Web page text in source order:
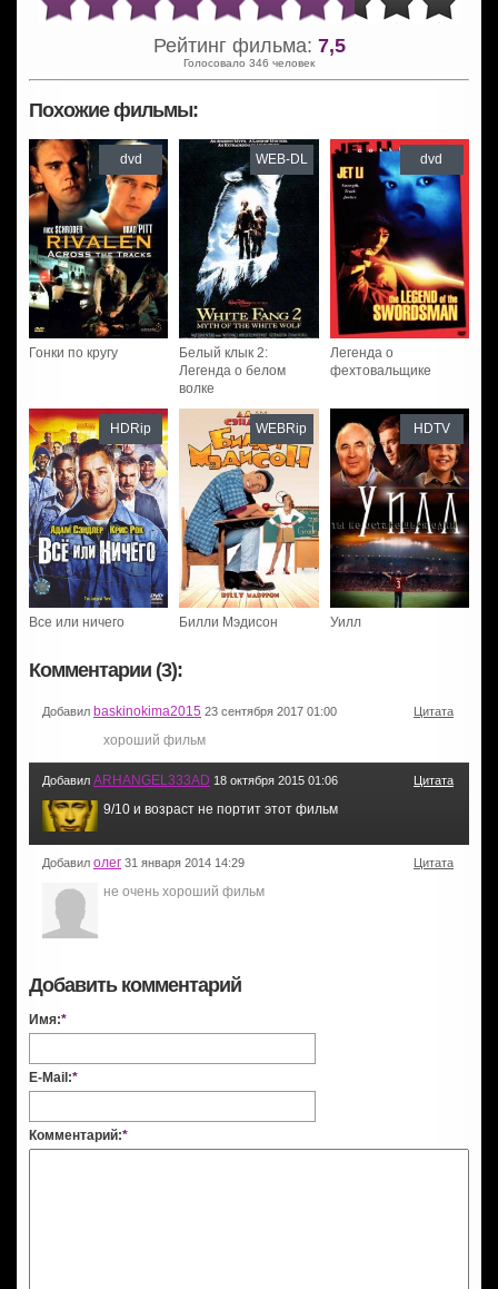
Рейтинг фильма: 7,5
Голосовало 346 человек
Похожие фильмы:
Гонки по кругу
dvd
Белый клык 2:
Легенда о белом
волке
WEB-DL
Легенда о
фехтовальщике
dvd
Все или ничего
HDRip
Билли Мэдисон
WEBRip
Уилл
HDTV
Комментарии (3):
Добавил baskinokima2015 23 сентября 2017 01:00 Цитата
хороший фильм
Добавил ARHANGEL333AD 18 октября 2015 01:06 Цитата
9/10 и возраст не портит этот фильм
Добавил олег 31 января 2014 14:29 Цитата
не очень хороший фильм
Добавить комментарий
Имя:*
E-Mail:*
Комментарий:*